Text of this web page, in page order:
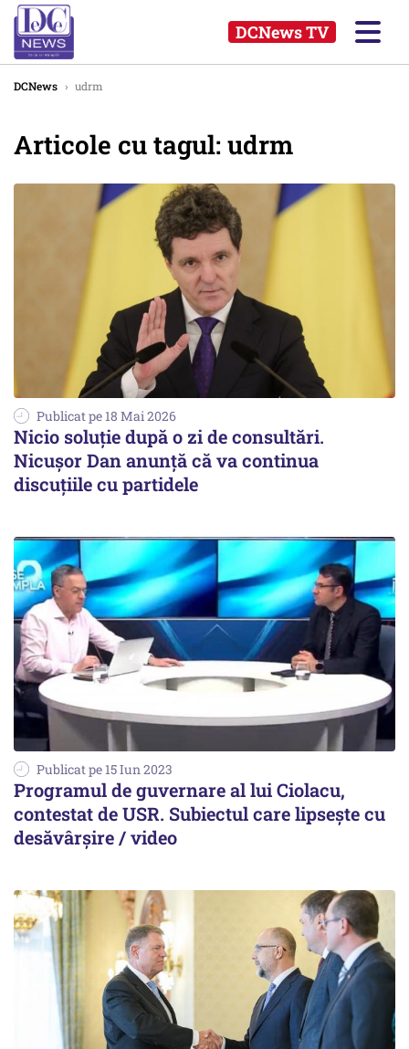
DCNews TV
DCNews › udrm
Articole cu tagul: udrm
Publicat pe 18 Mai 2026
Nicio soluţie după o zi de consultări.
Nicuşor Dan anunţă că va continua
discuţiile cu partidele
Publicat pe 15 Iun 2023
Programul de guvernare al lui Ciolacu,
contestat de USR. Subiectul care lipsește cu
desăvârșire / video